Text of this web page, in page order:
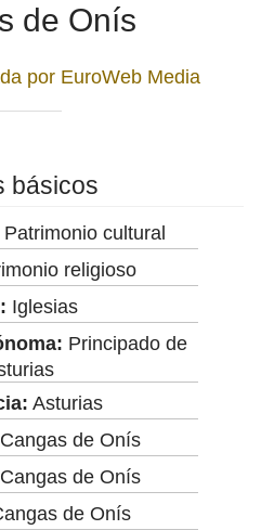
de Onís
por EuroWeb Media
básicos
Patrimonio cultural
religioso
Iglesias
Principado de
Asturias
Cangas de Onís
Cangas de Onís
de Onís